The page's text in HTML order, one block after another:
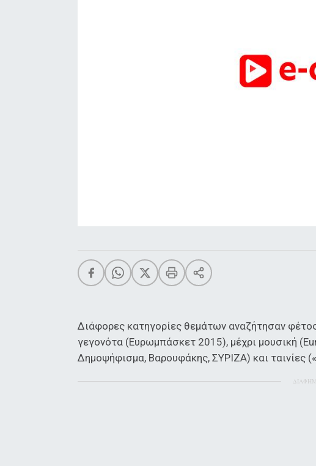
Διάφορες κατηγορίες θεμάτων αναζήτησαν
γεγονότα (Ευρωμπάσκετ 2015), μέχρι μουσική
Δημοψήφισμα, Βαρουφάκης, ΣΥΡΙΖΑ) και ταινίες